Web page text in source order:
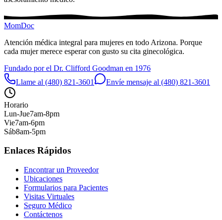
MomDoc
Atención médica integral para mujeres en todo Arizona. Porque
cada mujer merece esperar con gusto su cita ginecológica.
Fundado por el Dr. Clifford Goodman en 1976
Llame al (480) 821-3601
Envíe mensaje al (480) 821-3601
Horario
Lun-Jue7am-8pm
Vie7am-6pm
Sáb8am-5pm
Enlaces Rápidos
Encontrar un Proveedor
Ubicaciones
Formularios para Pacientes
Visitas Virtuales
Seguro Médico
Contáctenos